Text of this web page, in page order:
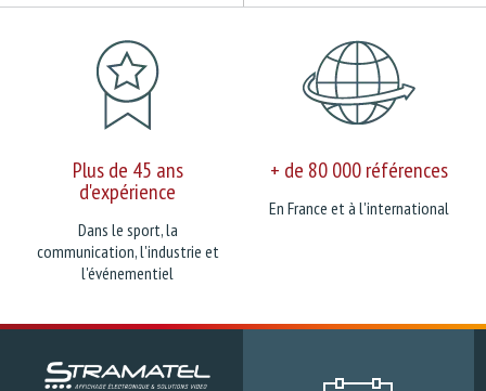
Plus de 45 ans
d'expérience
Dans le sport, la
communication, l'industrie et
l'événementiel
+ de 80 000 références
En France et à l'international